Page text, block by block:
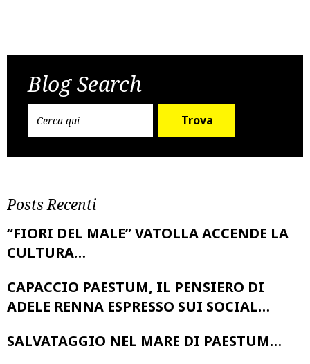
navigation
Blog Search
Trova
Posts Recenti
“FIORI DEL MALE” VATOLLA ACCENDE LA
CULTURA…
CAPACCIO PAESTUM, IL PENSIERO DI
ADELE RENNA ESPRESSO SUI SOCIAL…
SALVATAGGIO NEL MARE DI PAESTUM…